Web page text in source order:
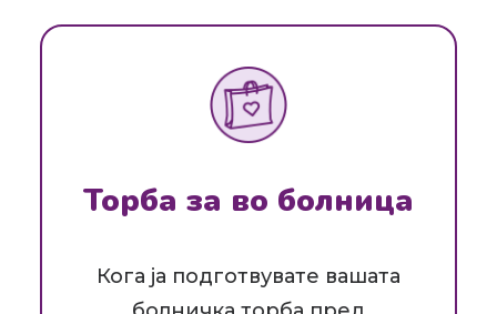
Торба за во болница
Кога ја подготвувате вашата